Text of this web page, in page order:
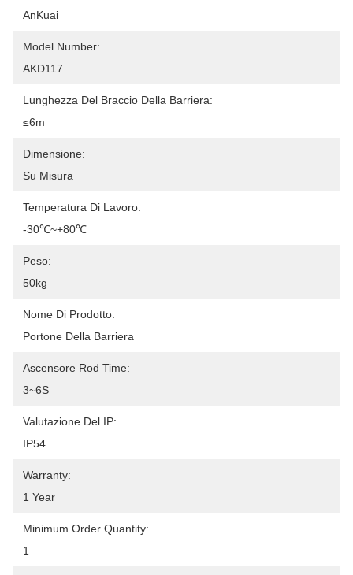
AnKuai
Model Number:
AKD117
Lunghezza Del Braccio Della Barriera:
≤6m
Dimensione:
Su Misura
Temperatura Di Lavoro:
-30℃~+80℃
Peso:
50kg
Nome Di Prodotto:
Portone Della Barriera
Ascensore Rod Time:
3~6S
Valutazione Del IP:
IP54
Warranty:
1 Year
Minimum Order Quantity:
1